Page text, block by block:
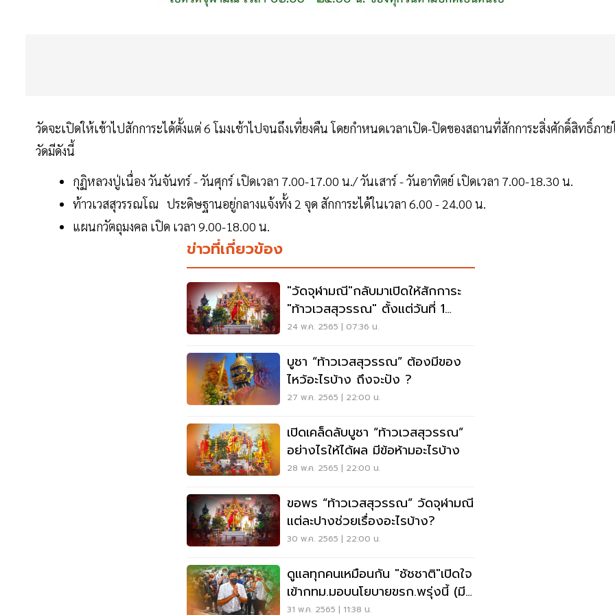
วัดจะเปิดให้เข้าไปสักการะได้ตั้งแต่ 6 โมงเช้าไปจนถึงเที่ยงคืน โดยกำหนดเวลาเปิด-ปิดของสถานที่สักการะสิ่งศักดิ์สิทธิ์ภา
วัดมีดังนี้
กุฏิหลวงปู่เนื่อง วันจันทร์ - วันศุกร์ เปิดเวลา 7.00-17.00 น./ วันเสาร์ - วันอาทิตย์ เปิดเวลา 7.00-18.30 น.
ท้าวเวสสุวรรณโณ ประดิษฐานอยู่กลางแจ้งทั้ง 2 จุด สักการะได้ในเวลา 6.00 - 24.00 น.
แผนกวัตถุมงคล เปิด เวลา 9.00-18.00 น.
ข่าวที่เกี่ยวข้อง
"วัดจุฬามณี"กลับมาเปิดให้สักการะ
"ท้าวเวสสุวรรณ" ตั้งแต่วันที่ 1
มิ.ย.นี้
24 พ.ค. 2565 | 07:36 น.
บูชา “ท้าวเวสสุวรรณ” ต้องมีของ
ไหว้อะไรบ้าง ถึงจะปัง ?
27 พ.ค. 2565 | 22:00 น.
เปิดเคล็ดลับบูชา “ท้าวเวสสุวรรณ”
อย่างไรให้ได้ผล มีข้อห้ามอะไรบ้าง
28 พ.ค. 2565 | 22:00 น.
ขอพร “ท้าวเวสสุวรรณ” วัดจุฬามณี
แต่ละปางช่วยเรื่องอะไรบ้าง?
30 พ.ค. 2565 | 22:00 น.
ดูแลทุกคนเหมือนกัน "ชัชชาติ"เปิดใจ
เข้ากทม.มอบนโยบายขรก.พรุ่งนี้ (มี
คลิป)
31 พ.ค. 2565 | 11:38 น.